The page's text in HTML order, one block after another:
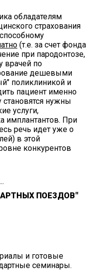
обладателям
страхования
(т.е. за счет фонда
при пародонтозе,
врачей по
дешевыми
поликлиникой и
пациент именно
нужны
услуги,
имплантантов. При
речь идет уже о
в этой
конкурентов
ПОЕЗДОВ"
и готовые
семинары.